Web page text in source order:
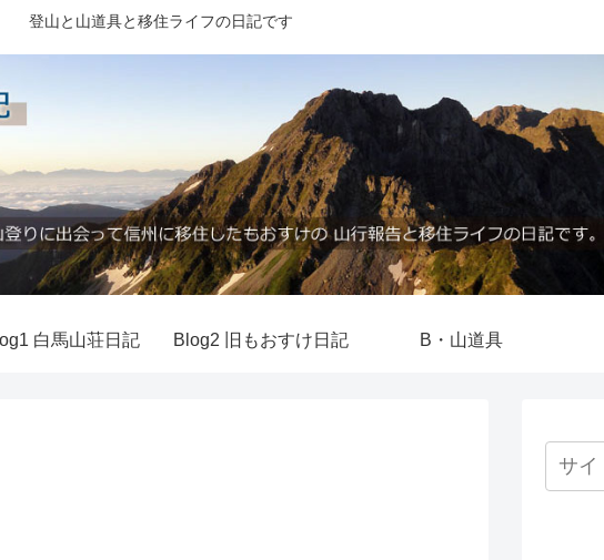
登山と山道具と移住ライフの日記です
白馬山荘日記 Blog2 旧もおすけ日記 B・山道具